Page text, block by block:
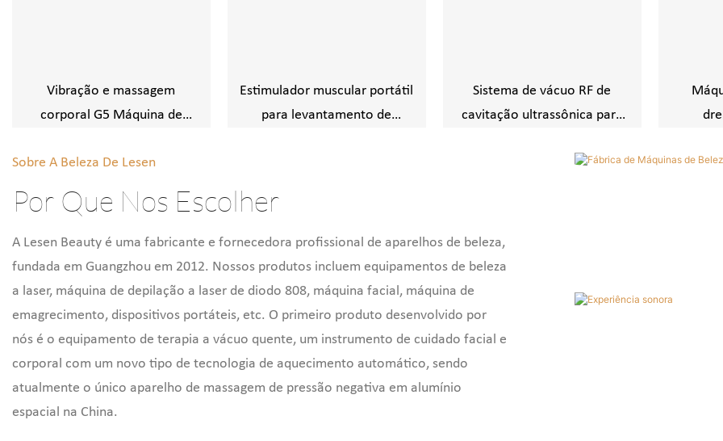
Vibração e massagem
corporal G5 Máquina de
Celulite Emagrecedora G5
Máquina de massagem
Estimulador muscular portátil
para levantamento de
redução de gordura
Sistema de vácuo RF de
cavitação ultrassônica para
massagem corporal
celulite,
Sobre A Beleza De Lesen
Por Que Nos Escolher
A Lesen Beauty é uma fabricante e fornecedora profissional de aparelhos de beleza,
fundada em Guangzhou em 2012. Nossos produtos incluem equipamentos de beleza
a laser, máquina de depilação a laser de diodo 808, máquina facial, máquina de
emagrecimento, dispositivos portáteis, etc. O primeiro produto desenvolvido por
nós é o equipamento de terapia a vácuo quente, um instrumento de cuidado facial e
corporal com um novo tipo de tecnologia de aquecimento automático, sendo
atualmente o único aparelho de massagem de pressão negativa em alumínio
espacial na China.